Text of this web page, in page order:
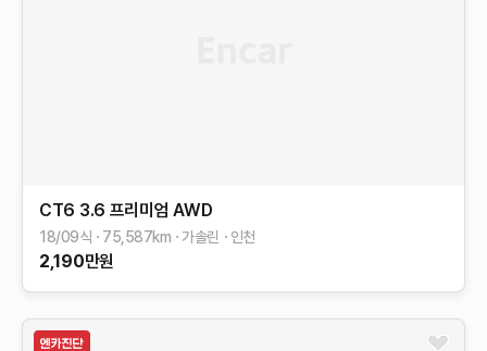
CT6 3.6 프리미엄 AWD
18/09식 75,587km 가솔린 인천
2,190만원